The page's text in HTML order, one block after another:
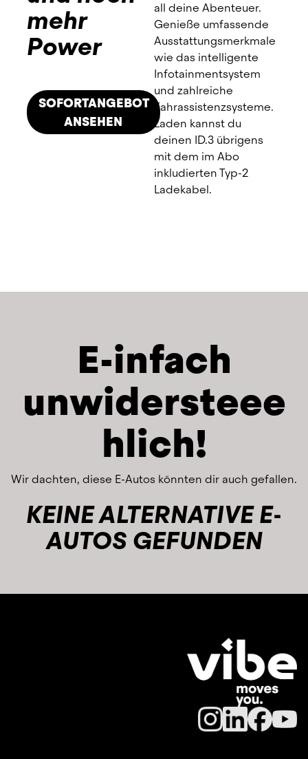
ausfüllen.
Individuell beraten lassen, die
passenden E-Fahrzeuge auswählen
und ein unverbindliches Angebot
Vertrag mit einem Click bestätigen,
Übergabetermin vereinbaren und
starten.
mehr
Power
SOFORTANGEBOT
ANSEHEN
all deine Abenteuer.
Genieße umfassende
Ausstattungsmerkmale
wie das intelligente
Infotainmentsystem
und zahlreiche
Fahrassistenzsysteme.
Laden kannst du
deinen ID.3 übrigens
mit dem im Abo
inkludierten Typ-2
Ladekabel.
E-infach
unwidersteee
hlich!
Wir dachten, diese E-Autos könnten dir auch gefallen.
KEINE ALTERNATIVE E-
AUTOS GEFUNDEN